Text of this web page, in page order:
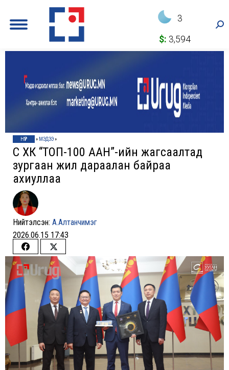
3
$: 3,594
НҮҮР » МЭДЭЭ»
Сүү ХК “ТОП-100 ААН”-ийн жагсаалтад
зургаан жил дараалан байраа
ахиуллаа
Нийтэлсэн: А.Алтанчимэг
2026.06.15 17:43
Share
on
Facebook
Share
on
Twitter